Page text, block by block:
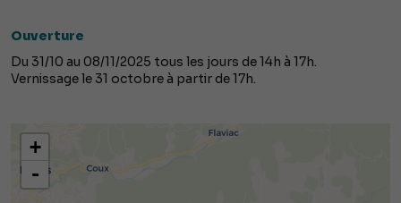
Ouverture
Du 31/10 au 08/11/2025 tous les jours de 14h à 17h.
Vernissage le 31 octobre à partir de 17h.
+
-